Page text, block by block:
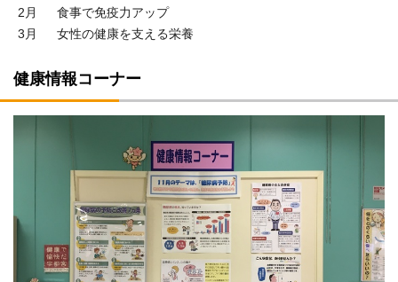
2月 食事で免疫力アップ
3月 女性の健康を支える栄養
健康情報コーナー